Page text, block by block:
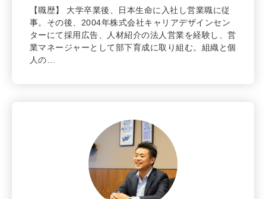
【職歴】 大学卒業後、日本生命に入社し営業職に従
事。その後、2004年株式会社キャリアデザインセン
ターにて採用広告、人材紹介の法人営業を経験し、営
業マネージャーとして部下育成に取り組む。組織と個
人の…